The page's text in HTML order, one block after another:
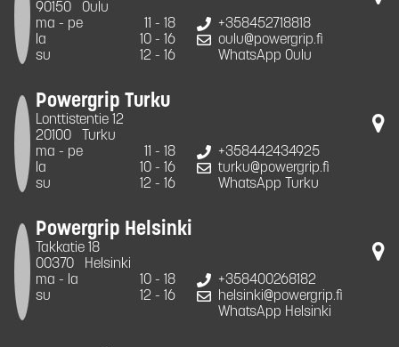
90150
Oulu
ma - pe
11 - 18
la
10 - 16
su
12 - 16
+358452718818
oulu@powergrip.fi
WhatsApp Oulu
Powergrip Turku
Lonttistentie 12
20100
Turku
ma - pe
11 - 18
la
10 - 16
su
12 - 16
+358442434925
turku@powergrip.fi
WhatsApp Turku
Powergrip Helsinki
Takkatie 18
00370
Helsinki
ma - la
10 - 18
su
12 - 16
+358400268182
helsinki@powergrip.fi
WhatsApp Helsinki